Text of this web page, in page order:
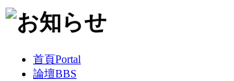
首頁Portal
論壇BBS